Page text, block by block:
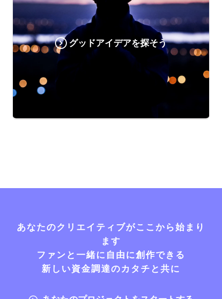
グッドアイデアを探そう
あなたのクリエイティブがここから始まり
ます
ファンと一緒に自由に創作できる
新しい資金調達のカタチと共に